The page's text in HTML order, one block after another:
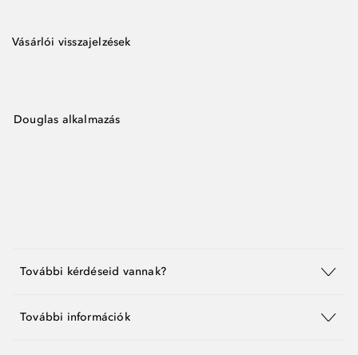
Vásárlói visszajelzések
Douglas alkalmazás
További kérdéseid vannak?
További információk